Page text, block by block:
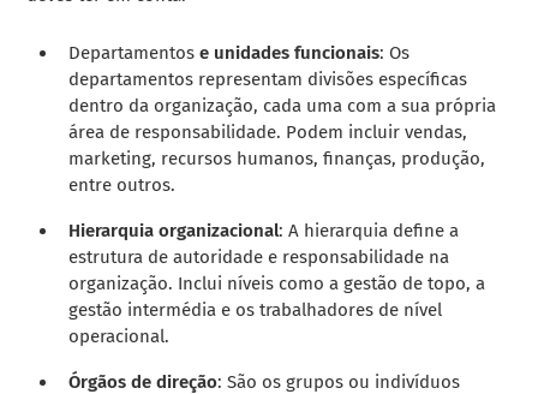
Departamentose unidades funcionais: Os
departamentos representam divisões específicas
dentro da organização, cada uma com a sua própria
área de responsabilidade. Podem incluir vendas,
marketing, recursos humanos, finanças, produção,
entre outros.
Hierarquia organizacional: A hierarquia define a
estrutura de autoridade e responsabilidade na
organização. Inclui níveis como a gestão de topo, a
gestão intermédia e os trabalhadores de nível
operacional.
Órgãos de direção: São os grupos ou indivíduos